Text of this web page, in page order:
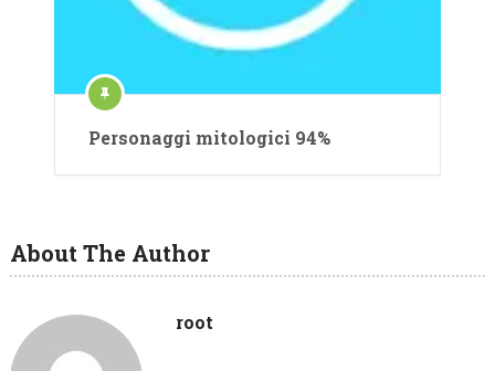
Personaggi mitologici 94%
About The Author
root